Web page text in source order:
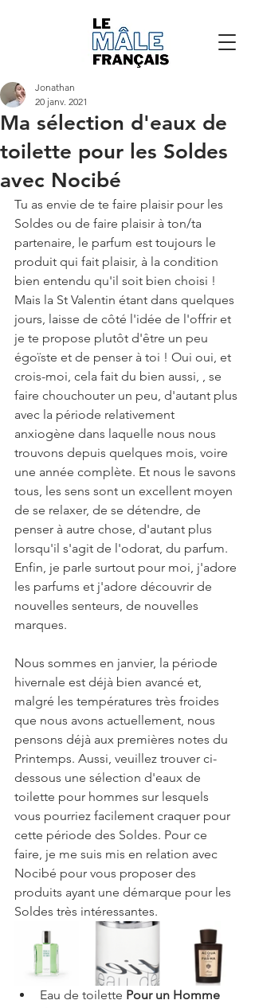
Ma sélection d'eaux de
toilette pour les Soldes
avec Nocibé
Jonathan
20 janv. 2021
Tu as envie de te faire plaisir pour les
Soldes ou de faire plaisir à ton/ta
partenaire, le parfum est toujours le
produit qui fait plaisir, à la condition
bien entendu qu'il soit bien choisi !
Mais la St Valentin étant dans quelques
jours, laisse de côté l'idée de l'offrir et
je te propose plutôt d'être un peu
égoïste et de penser à toi ! Oui oui, et
crois-moi, cela fait du bien aussi, , se
faire chouchouter un peu, d'autant plus
avec la période relativement
anxiogène dans laquelle nous nous
trouvons depuis quelques mois, voire
une année complète. Et nous le savons
tous, les sens sont un excellent moyen
de se relaxer, de se détendre, de
penser à autre chose, d'autant plus
lorsqu'il s'agit de l'odorat, du parfum.
Enfin, je parle surtout pour moi, j'adore
les parfums et j'adore découvrir de
nouvelles senteurs, de nouvelles
marques.
Nous sommes en janvier, la période
hivernale est déjà bien avancé et,
malgré les températures très froides
que nous avons actuellement, nous
pensons déjà aux premières notes du
Printemps. Aussi, veuillez trouver ci-
dessous une sélection d'eaux de
toilette pour hommes sur lesquels
vous pourriez facilement craquer pour
cette période des Soldes. Pour ce
faire, je me suis mis en relation avec
Nocibé pour vous proposer des
produits ayant une démarque pour les
Soldes très intéressantes.
Eau de toilette Pour un Homme